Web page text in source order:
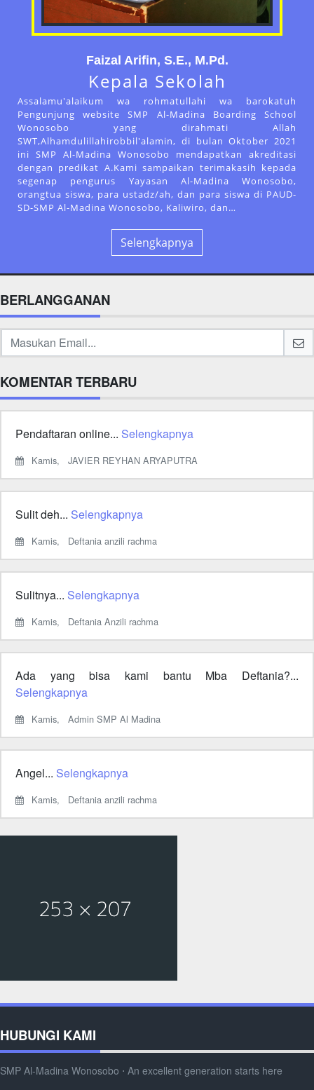
Faizal Arifin, S.E., M.Pd.
Kepala Sekolah
Assalamu'alaikum wa rohmatullahi wa barokatuh
Pengunjung website SMP Al-Madina Boarding School
Wonosobo yang dirahmati Allah
SWT,Alhamdulillahirobbil'alamin, di bulan Oktober 2021
ini SMP Al-Madina Wonosobo mendapatkan akreditasi
dengan predikat A.Kami sampaikan terimakasih kepada
segenap pengurus Yayasan Al-Madina Wonosobo,
orangtua siswa, para ustadz/ah, dan para siswa di PAUD-
SD-SMP Al-Madina Wonosobo, Kaliwiro, dan…
Selengkapnya
BERLANGGANAN
KOMENTAR TERBARU
Pendaftaran online... Selengkapnya
Kamis, JAVIER REYHAN ARYAPUTRA
Sulit deh... Selengkapnya
Kamis, Deftania anzili rachma
Sulitnya... Selengkapnya
Kamis, Deftania Anzili rachma
Ada yang bisa kami bantu Mba Deftania?...
Selengkapnya
Kamis, Admin SMP Al Madina
Angel... Selengkapnya
Kamis, Deftania anzili rachma
HUBUNGI KAMI
SMP Al-Madina Wonosobo ⋅ An excellent generation starts here